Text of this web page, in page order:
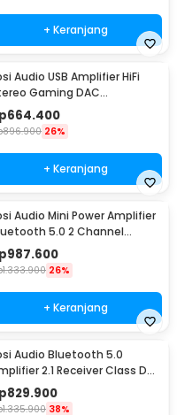
+ Keranjang
Audio USB Amplifier HiFi
Gaming DAC
- DAC-Q4
664.400
896.900 26%
+ Keranjang
Audio Mini Power Amplifier
5.0 2 Channel
- BT20A
987.600
1.333.900 26%
+ Keranjang
Audio Bluetooth 5.0
2.1 Receiver Class D
- BL20C
829.900
1.335.900 38%